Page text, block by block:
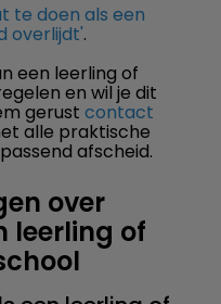
te doen als een
overlijdt'.
een leerling of
en wil je dit
gerust contact
alle praktische
afscheid.
over
leerling of